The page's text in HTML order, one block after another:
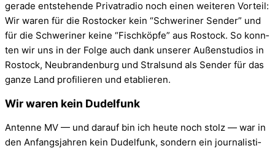
gerade ent­ste­hende Pri­vat­ra­dio noch einen wei­te­ren Vor­teil:
Wir waren für die Ros­to­cker kein “Schwe­ri­ner Sen­der” und
für die Schwe­ri­ner keine “Fisch­köpfe” aus Ros­tock. So konn­
ten wir uns in der Folge auch dank unse­rer Außen­stu­dios in
Ros­tock, Neu­bran­den­burg und Stral­sund als Sen­der für das
ganze Land pro­fi­lie­ren und eta­blie­ren.
Wir waren kein Dudelfunk
Antenne MV — und dar­auf bin ich heute noch stolz — war in
den Anfangsjahren kein Dudel­funk, son­dern ein jour­na­lis­ti­